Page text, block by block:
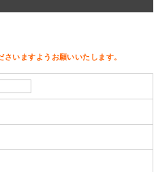
いますようお願いいたします。